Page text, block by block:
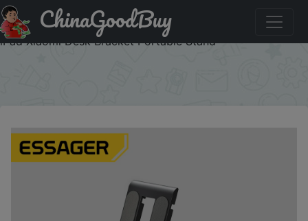
Придбати по знижці Essager Portable Desktop Holder
Foldable Mini Moblie Phone Stand For iphone 13 Pro Max
iPad Xiaomi Desk Bracket Portable Stand
ChinaGoodBuy